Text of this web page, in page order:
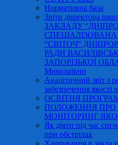
Нормативна база
Звіти директора
ЗАКЛАДУ
СПЕЦІАЛІЗОВАНА
“СВІТОЧ”
РАДИ
ЗАПОРІЗЬКОЇ
Миколаївни
Аналітичний звіт з
забезпечення якості
ОСВІТНЯ
ПОЛОЖЕННЯ ПРО
МОНІТОРИНГ
Як діяти під час
при обстрілах
Харчування в закладі